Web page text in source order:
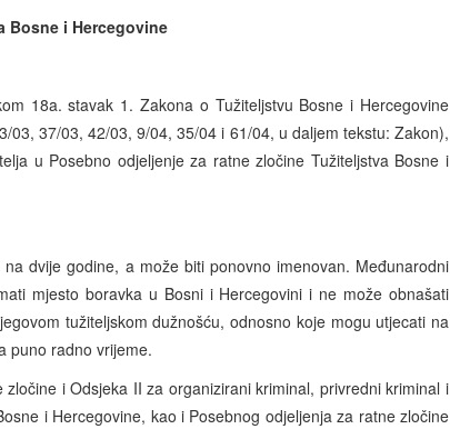
Bosne i Hercegovine
stavak 1. Zakona o Tužiteljstvu Bosne i Hercegovine
03, 37/03, 42/03, 9/04, 35/04 i 61/04, u daljem tekstu: Zakon),
u Posebno odjeljenje za ratne zločine Tužiteljstva Bosne i
dvije godine, a može biti ponovno imenovan. Međunarodni
mjesto boravka u Bosni i Hercegovini i ne može obnašati
tužiteljskom dužnošću, odnosno koje mogu utjecati na
puno radno vrijeme.
i Odsjeka II za organizirani kriminal, privredni kriminal i
i Hercegovine, kao i Posebnog odjeljenja za ratne zločine